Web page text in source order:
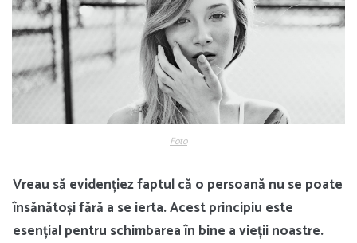
Foto
Vreau să evidențiez faptul că o persoană nu se poate
însănătoși fără a se ierta. Acest principiu este
esențial pentru schimbarea în bine a vieții noastre.